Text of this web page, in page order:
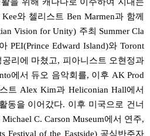
을 위해 캐나다로 이주하여 지내는
와 첼리스트 Ben Marmen과 함께
Vision for Unity) 주최 Summer Cla
PEI(Prince Edward Island)와 Toront
리에 마쳤고, 피아니스트 오현정과
에서 듀오 음악회를, 이후 AK Prod
트 Alex Kim과 Heliconian Hall에서
동을 이어갔다. 이후 미국으로 건너
C. Carson Museum에서 연주,
Festival of the Eastside) 공식반주자